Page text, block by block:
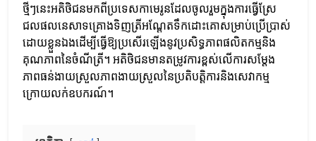
ថ្មីៗនេះអតិថិជនមកពីប្រទេសកាមេរូនដែលចូលរួមក្នុងការធ្វើស្រែ
ជលផលនេសាទគ្រោងទិញត្រីអណ្តែតទឹកដោះគោសម្រាប់ប្រើប្រាស់
ដោយខ្លួនឯងដើម្បីធ្វើឱ្យប្រសើរឡើងនូវប្រសិទ្ធភាពផលិតកម្មនិង
គុណភាពនៃចំណីត្រី។ អតិថិជនមានតម្រូវការខ្ពស់លើការសម្តែង
ភាពធន់ងាយស្រួលភាពងាយស្រួលនៃប្រតិបត្តិការនិងសេវាកម្ម
ក្រោយលក់ឧបករណ៍។